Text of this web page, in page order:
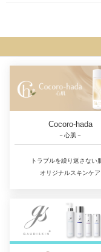
Cocoro-hada
－心肌－
トラブルを繰り返さない
オリジナルスキンケア